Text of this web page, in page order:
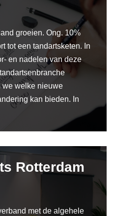
groeien. Ong. 10%
tot een tandartsketen. In
en nadelen van deze
we welke nieuwe
kan bieden. In
Rotterdam
met de algehele